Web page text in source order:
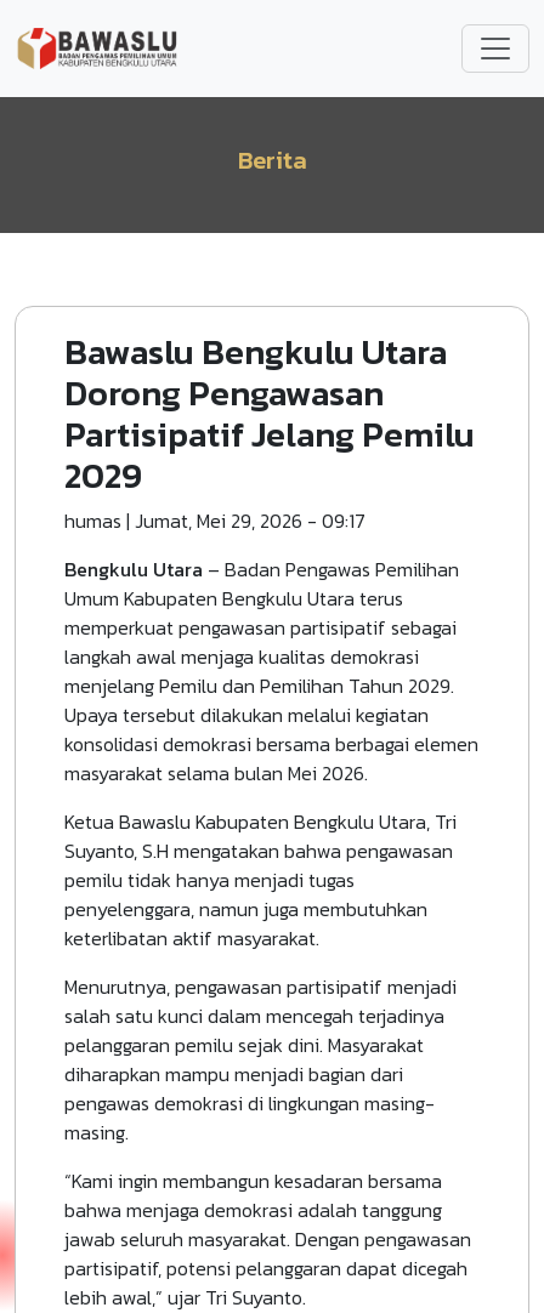
Berita
Bawaslu Bengkulu Utara
Dorong Pengawasan
Partisipatif Jelang Pemilu
2029
humas | Jumat, Mei 29, 2026 - 09:17
Bengkulu Utara – Badan Pengawas Pemilihan
Umum Kabupaten Bengkulu Utara terus
memperkuat pengawasan partisipatif sebagai
langkah awal menjaga kualitas demokrasi
menjelang Pemilu dan Pemilihan Tahun 2029.
Upaya tersebut dilakukan melalui kegiatan
konsolidasi demokrasi bersama berbagai elemen
masyarakat selama bulan Mei 2026.
Ketua Bawaslu Kabupaten Bengkulu Utara, Tri
Suyanto, S.H mengatakan bahwa pengawasan
pemilu tidak hanya menjadi tugas
penyelenggara, namun juga membutuhkan
keterlibatan aktif masyarakat.
Menurutnya, pengawasan partisipatif menjadi
salah satu kunci dalam mencegah terjadinya
pelanggaran pemilu sejak dini. Masyarakat
diharapkan mampu menjadi bagian dari
pengawas demokrasi di lingkungan masing-
masing.
“Kami ingin membangun kesadaran bersama
bahwa menjaga demokrasi adalah tanggung
jawab seluruh masyarakat. Dengan pengawasan
partisipatif, potensi pelanggaran dapat dicegah
lebih awal,” ujar Tri Suyanto.